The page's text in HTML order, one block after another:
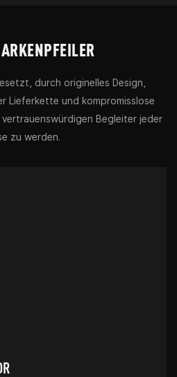
durch originelles Design,
Lieferkette und kompromisslose
Begleiter jeder
zu werden.